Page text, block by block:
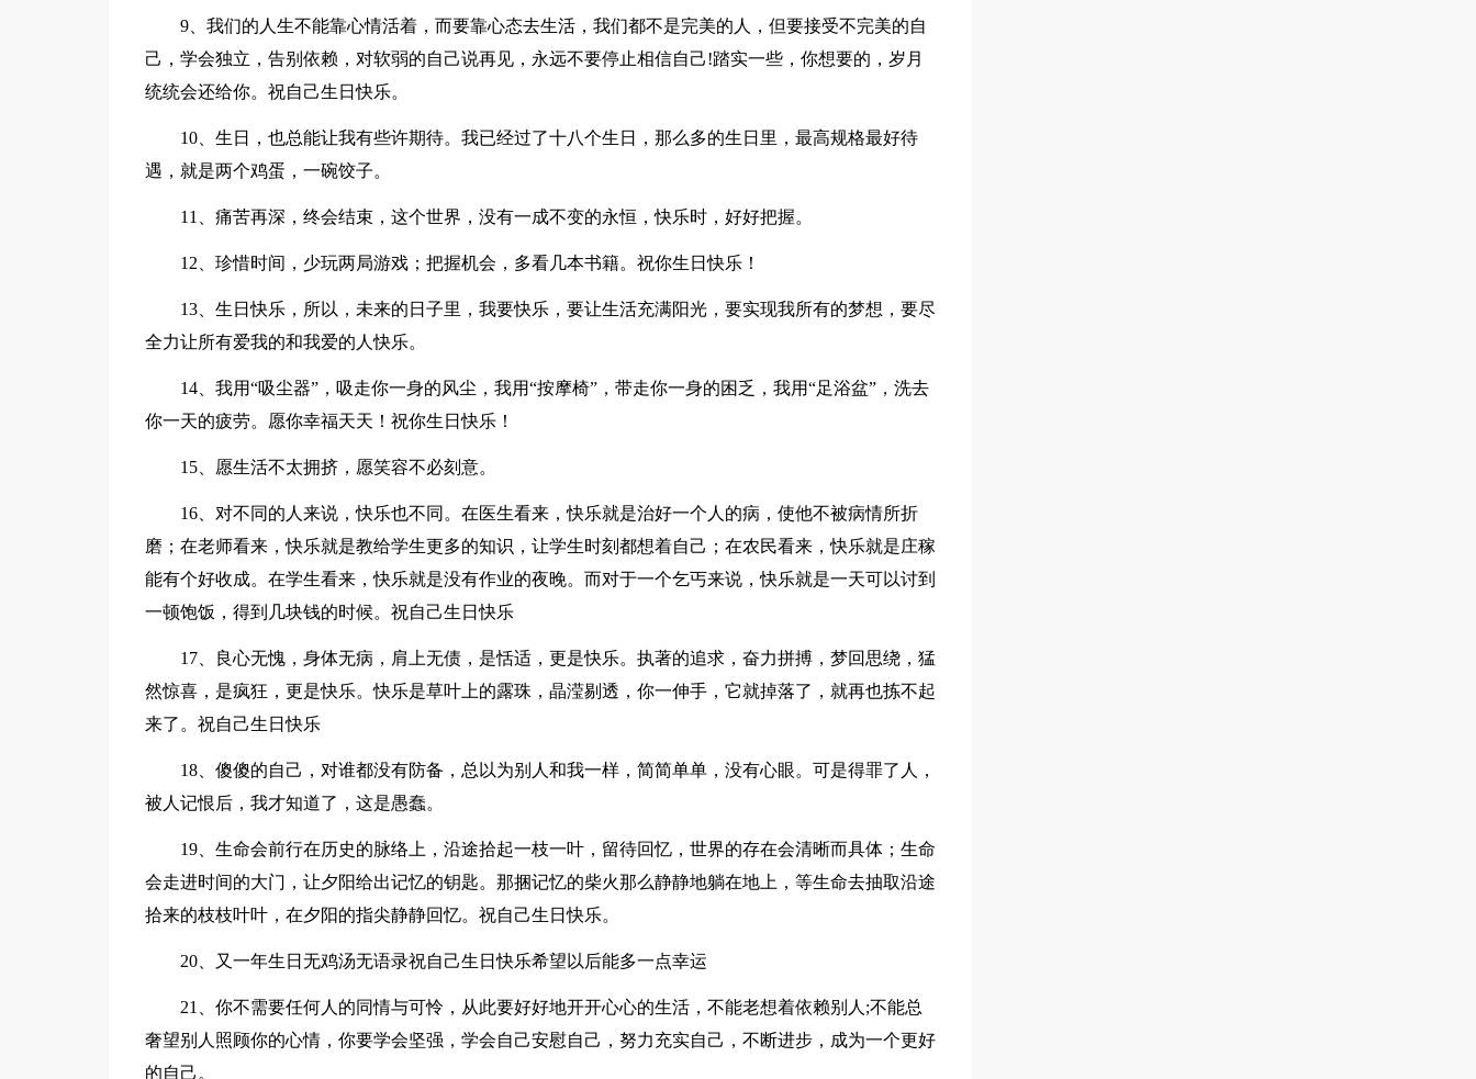
9、我们的人生不能靠心情活着，而要靠心态去生活，我们都不是完美的人，但要接受不完美的自
己，学会独立，告别依赖，对软弱的自己说再见，永远不要停止相信自己!踏实一些，你想要的，岁月
统统会还给你。祝自己生日快乐。
10、生日，也总能让我有些许期待。我已经过了十八个生日，那么多的生日里，最高规格最好待
遇，就是两个鸡蛋，一碗饺子。
11、痛苦再深，终会结束，这个世界，没有一成不变的永恒，快乐时，好好把握。
12、珍惜时间，少玩两局游戏；把握机会，多看几本书籍。祝你生日快乐！
13、生日快乐，所以，未来的日子里，我要快乐，要让生活充满阳光，要实现我所有的梦想，要尽
全力让所有爱我的和我爱的人快乐。
14、我用“吸尘器”，吸走你一身的风尘，我用“按摩椅”，带走你一身的困乏，我用“足浴盆”，洗去
你一天的疲劳。愿你幸福天天！祝你生日快乐！
15、愿生活不太拥挤，愿笑容不必刻意。
16、对不同的人来说，快乐也不同。在医生看来，快乐就是治好一个人的病，使他不被病情所折
磨；在老师看来，快乐就是教给学生更多的知识，让学生时刻都想着自己；在农民看来，快乐就是庄稼
能有个好收成。在学生看来，快乐就是没有作业的夜晚。而对于一个乞丐来说，快乐就是一天可以讨到
一顿饱饭，得到几块钱的时候。祝自己生日快乐
17、良心无愧，身体无病，肩上无债，是恬适，更是快乐。执著的追求，奋力拼搏，梦回思绕，猛
然惊喜，是疯狂，更是快乐。快乐是草叶上的露珠，晶滢剔透，你一伸手，它就掉落了，就再也拣不起
来了。祝自己生日快乐
18、傻傻的自己，对谁都没有防备，总以为别人和我一样，简简单单，没有心眼。可是得罪了人，
被人记恨后，我才知道了，这是愚蠢。
19、生命会前行在历史的脉络上，沿途拾起一枝一叶，留待回忆，世界的存在会清晰而具体；生命
会走进时间的大门，让夕阳给出记忆的钥匙。那捆记忆的柴火那么静静地躺在地上，等生命去抽取沿途
拾来的枝枝叶叶，在夕阳的指尖静静回忆。祝自己生日快乐。
20、又一年生日无鸡汤无语录祝自己生日快乐希望以后能多一点幸运
21、你不需要任何人的同情与可怜，从此要好好地开开心心的生活，不能老想着依赖别人;不能总
奢望别人照顾你的心情，你要学会坚强，学会自己安慰自己，努力充实自己，不断进步，成为一个更好
的自己。